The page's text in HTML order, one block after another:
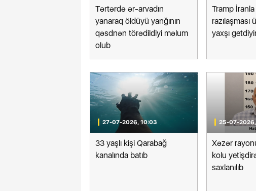
Tərtərdə ər-arvadın
yanaraq öldüyü yanğının
qəsdnən törədildiyi məlum
olub
Tramp
razılaşması
yaxşı
27-07-2026, 10:03
33 yaşlı kişi Qarabağ
kanalında batıb
25-07-2026,
Xəzər
kolu
saxlanılıb
Təbriz Günü qeyd edilib
Azərbaycanın
geri çağırılıb, yenisi təyin